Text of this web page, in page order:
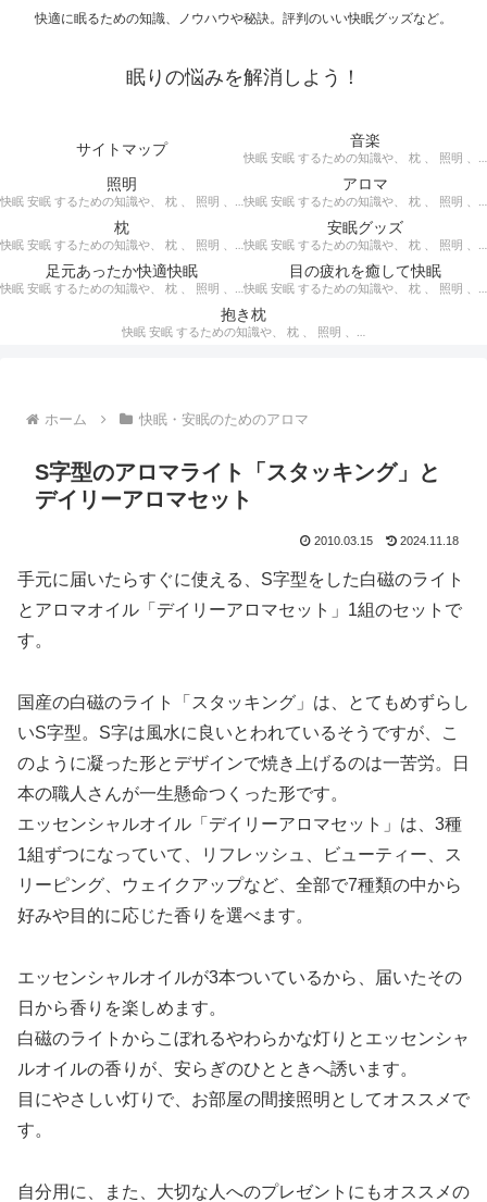
快適に眠るための知識、ノウハウや秘訣。評判のいい快眠グッズなど。
眠りの悩みを解消しよう！
サイトマップ 音楽
快眠 安眠 するための知識や、 枕 、 照明 、 アロマ など、おすすめの グッズ を紹介。 快眠 安眠 のための 音楽 CD の紹介です。 ヒーリングCD リラクゼーションCD インストゥルメンタルCD オルゴールCD ヘミシンクCD α波音楽 など。
照明
快眠 安眠 するための知識や、 枕 、 照明 、 アロマ など、おすすめの グッズ などを紹介。 快眠 安眠 のための 照明 フロアライト テーブルライト デスクライト スタンドライト など。
アロマ
快眠 安眠 するための知識や、 枕 、 照明 、 アロマ など、おすすめの グッズ などを紹介。 エッセンシャルオイル をはじめ、 アロマオイル を利用した アロマランプ 、 アロマディフューザー 、 アロマスプレー などの紹介です。
枕
快眠 安眠 するための知識や、 枕 、 照明 、 アロマ など、おすすめの グッズ などを紹介。 ぐっすり眠るために重要な枕選びのポイントや商品の紹介、 テンピュール 、 マニフレックス など。
安眠グッズ
快眠 安眠 するための知識や、 枕 、 照明 、 アロマ など、おすすめの グッズ などを紹介。 いろいろな 快眠 安眠 グッズ の紹介、足枕、うたた寝枕、目覚まし時計、入浴剤 など。
足元あったか快適快眠
快眠 安眠 するための知識や、 枕 、 照明 、 アロマ など、おすすめの グッズ などを紹介。 足元あったかで快適に眠るための 湯たんぽ あったか靴下 レッグウォーマー などの紹介です。
目の疲れを癒して快眠
快眠 安眠 するための知識や、 枕 、 照明 、 アロマ など、おすすめの グッズ などを紹介。 目の疲れを癒やす、 快眠、安眠 のための アイマスク アイピロー について。
抱き枕
快眠 安眠 するための知識や、 枕 、 照明 、 アロマ など、おすすめの グッズ などを紹介。 安心感を得る、リラックスして眠れるための 抱き枕 の紹介です。 妊婦さんや赤ちゃん、腰痛がある人におすすめ。
ホーム 快眠・安眠のためのアロマ
S字型のアロマライト「スタッキング」と
デイリーアロマセット
2010.03.15 2024.11.18
手元に届いたらすぐに使える、S字型をした白磁のライト
とアロマオイル「デイリーアロマセット」1組のセットで
す。
国産の白磁のライト「スタッキング」は、とてもめずらし
いS字型。S字は風水に良いとわれているそうですが、こ
のように凝った形とデザインで焼き上げるのは一苦労。日
本の職人さんが一生懸命つくった形です。
エッセンシャルオイル「デイリーアロマセット」は、3種
1組ずつになっていて、リフレッシュ、ビューティー、ス
リーピング、ウェイクアップなど、全部で7種類の中から
好みや目的に応じた香りを選べます。
エッセンシャルオイルが3本ついているから、届いたその
日から香りを楽しめます。
白磁のライトからこぼれるやわらかな灯りとエッセンシャ
ルオイルの香りが、安らぎのひとときへ誘います。
目にやさしい灯りで、お部屋の間接照明としてオススメで
す。
自分用に、また、大切な人へのプレゼントにもオススメの